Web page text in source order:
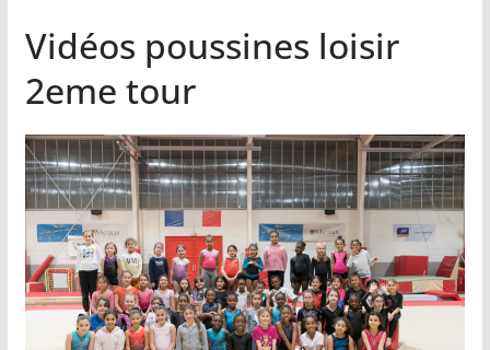
Vidéos poussines loisir
2eme tour